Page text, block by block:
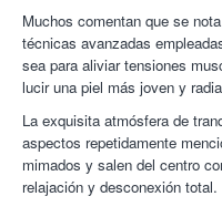
Muchos comentan que se
técnicas avanzadas
sea para aliviar tensiones
lucir una piel más joven y
La exquisita atmósfera de
aspectos repetidamente
mimados y salen del centro
relajación y desconexión total.